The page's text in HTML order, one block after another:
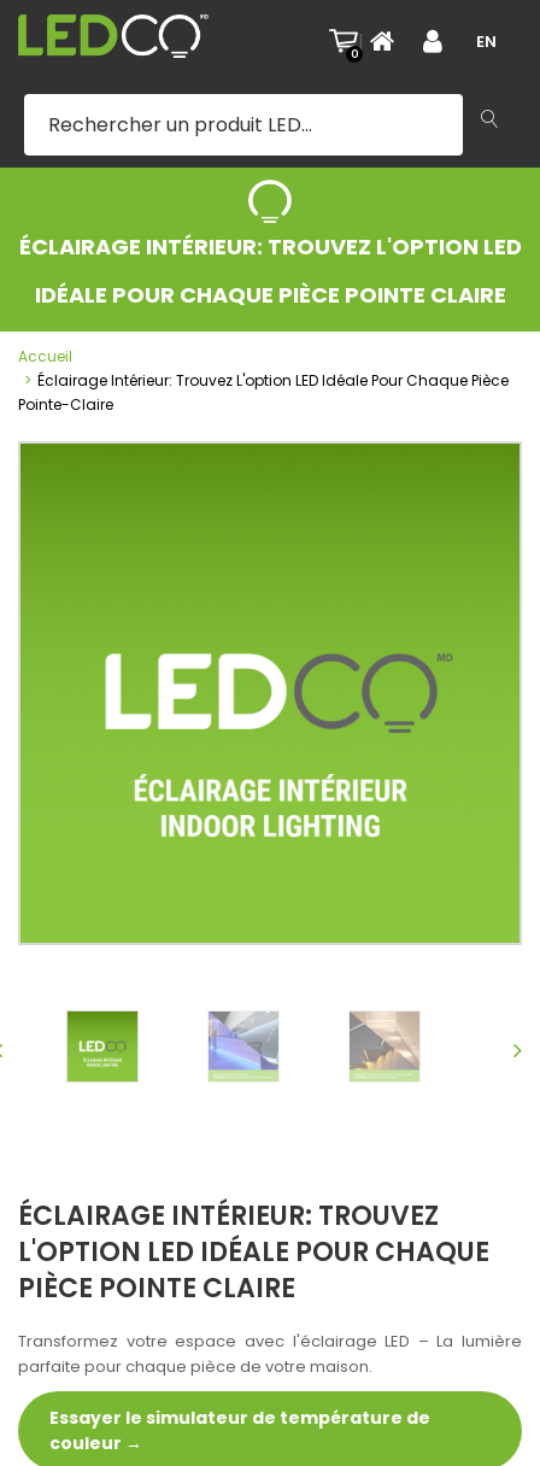
0
| EN
ÉCLAIRAGE INTÉRIEUR: TROUVEZ L'OPTION LED
IDÉALE POUR CHAQUE PIÈCE POINTE CLAIRE
Accueil
Éclairage Intérieur: Trouvez L'option LED Idéale Pour Chaque Pièce
Pointe-Claire
ÉCLAIRAGE INTÉRIEUR: TROUVEZ
L'OPTION LED IDÉALE POUR CHAQUE
PIÈCE POINTE CLAIRE
Transformez votre espace avec l'éclairage LED – La lumière
parfaite pour chaque pièce de votre maison.
Essayer le simulateur de température de
couleur →